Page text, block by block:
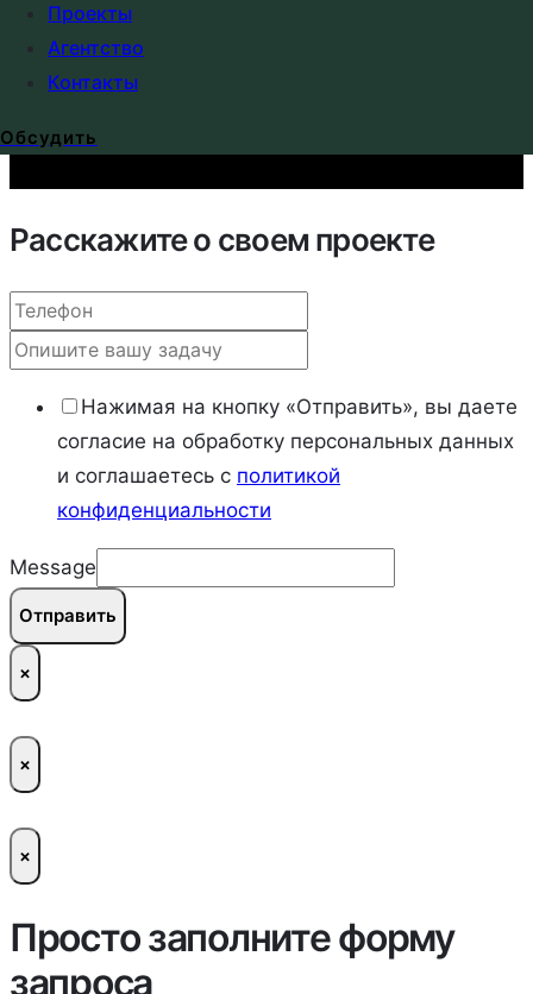
Проекты
Агентство
Контакты
Обсудить
Телеграм
© 2009–2026. ООО «Студия дизайна «Хэндиз». ИНН 2536226444 |
Политика конфиденциальности
Расскажите о своем проекте
Нажимая на кнопку «Отправить», вы даете
согласие на обработку персональных данных
и соглашаетесь c политикой
конфиденциальности
Message
Отправить
×
×
×
Просто заполните форму
запроса